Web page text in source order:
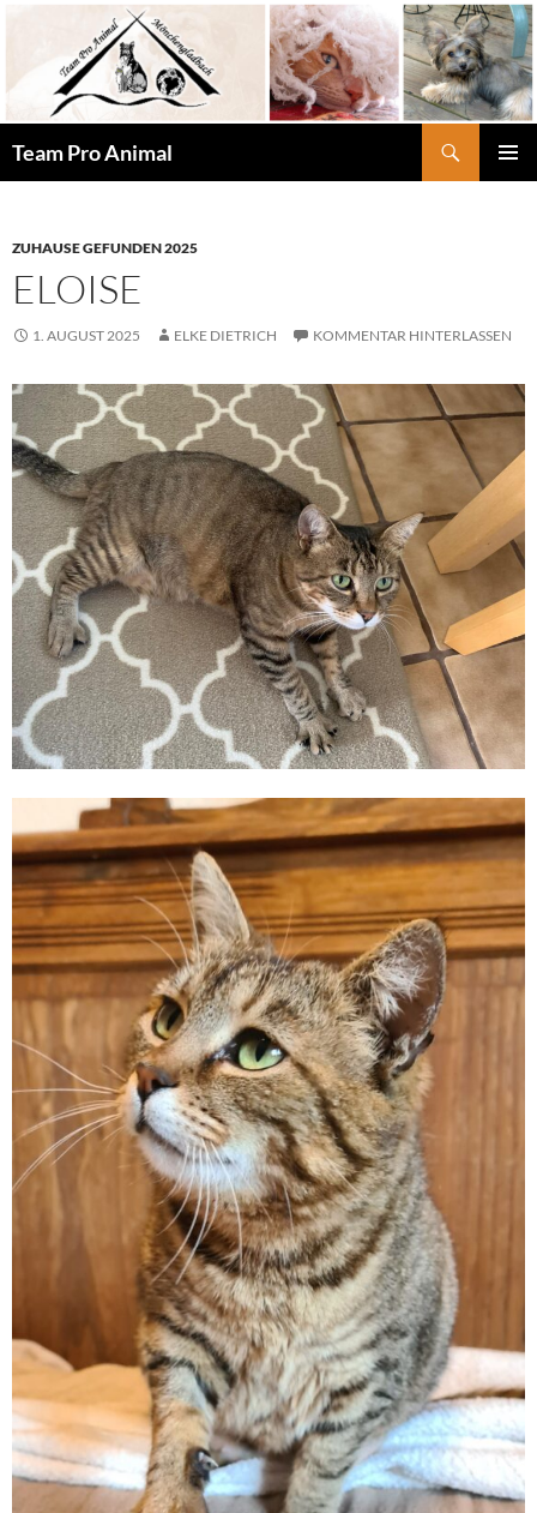
springen
Team Pro Animal
ZUHAUSE GEFUNDEN 2025
ELOISE
1. AUGUST 2025 ELKE DIETRICH KOMMENTAR HINTERLASSEN